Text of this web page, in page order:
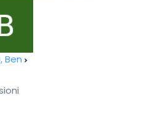
Ben